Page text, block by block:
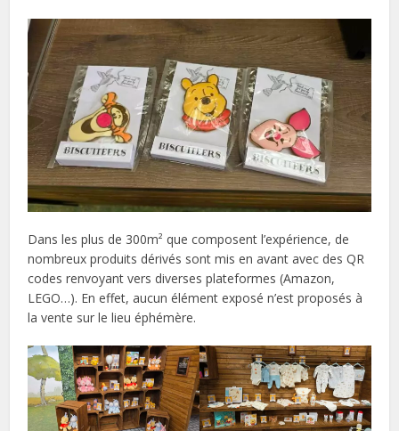
Dans les plus de 300m² que composent l’expérience, de
nombreux produits dérivés sont mis en avant avec des QR
codes renvoyant vers diverses plateformes (Amazon,
LEGO…). En effet, aucun élément exposé n’est proposés à
la vente sur le lieu éphémère.